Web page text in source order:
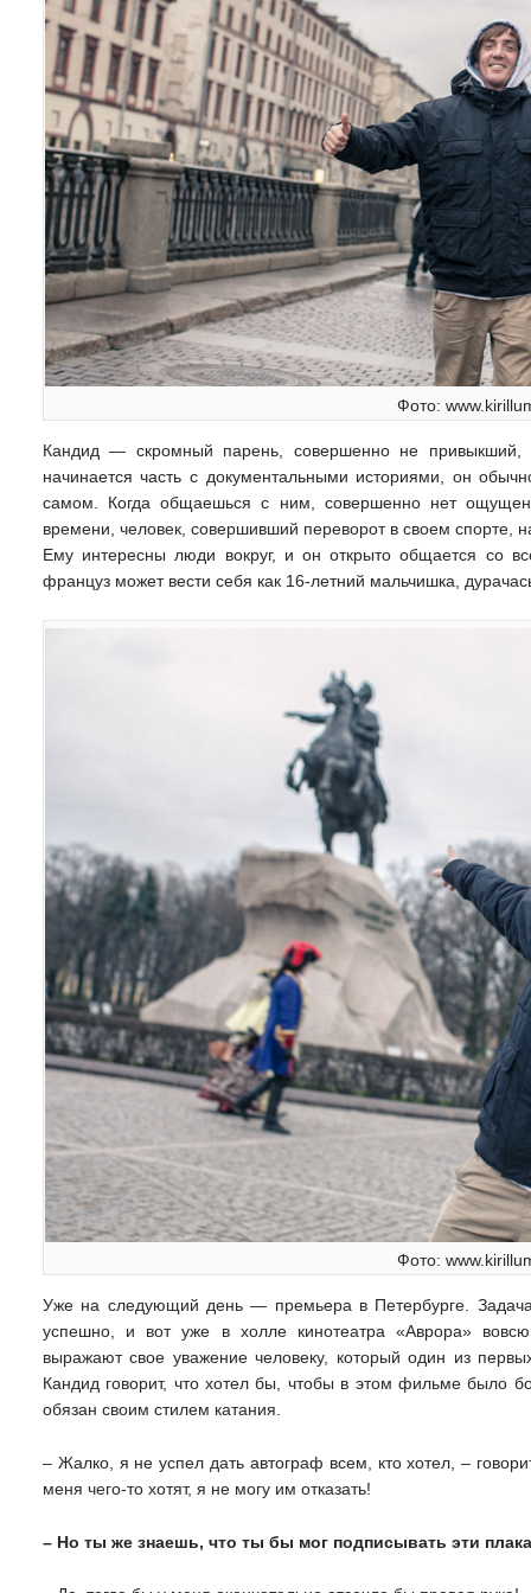
Фото:
Кандид — скромный парень, совершенно не
начинается часть с документальными историями, он
самом. Когда общаешься с ним, совершенно нет
времени, человек, совершивший переворот в своем спорте,
Ему интересны люди вокруг, и он открыто общается со
француз может вести себя как 16-летний мальчишка,
Фото:
Уже на следующий день — премьера в Петербурге.
успешно, и вот уже в холле кинотеатра «Аврора»
выражают свое уважение человеку, который один из
Кандид говорит, что хотел бы, чтобы в этом фильме было
обязан своим стилем катания.
– Жалко, я не успел дать автограф всем, кто хотел, –
меня чего-то хотят, я не могу им отказать!
– Но ты же знаешь, что ты бы мог подписывать эти